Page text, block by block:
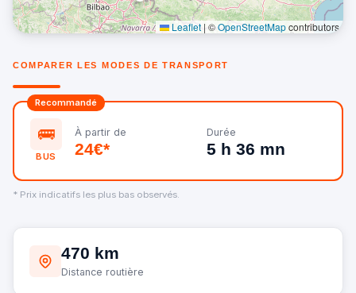
Leaflet | ©OpenStreetMapcontributors
COMPARER LES MODES DE TRANSPORT
Recommandé
🚌
BUS
À partir de
24€*
Durée
5 h 36 mn
* Prix indicatifs les plus bas observés.
470 km
Distance routière